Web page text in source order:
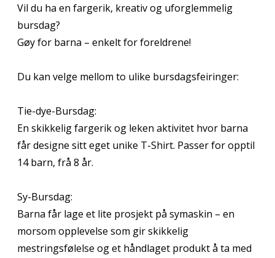
Vil du ha en fargerik, kreativ og uforglemmelig
bursdag?
Gøy for barna – enkelt for foreldrene!
Du kan velge mellom to ulike bursdagsfeiringer:
Tie-dye-Bursdag:
En skikkelig fargerik og leken aktivitet hvor barna
får designe sitt eget unike T-Shirt. Passer for opptil
14 barn, frå 8 år.
Sy-Bursdag:
Barna får lage et lite prosjekt på symaskin – en
morsom opplevelse som gir skikkelig
mestringsfølelse og et håndlaget produkt å ta med